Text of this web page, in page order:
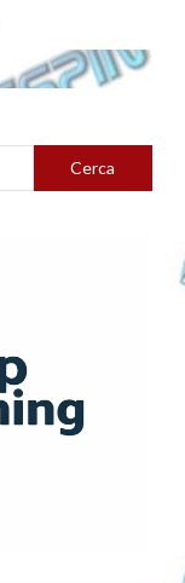
Cerca